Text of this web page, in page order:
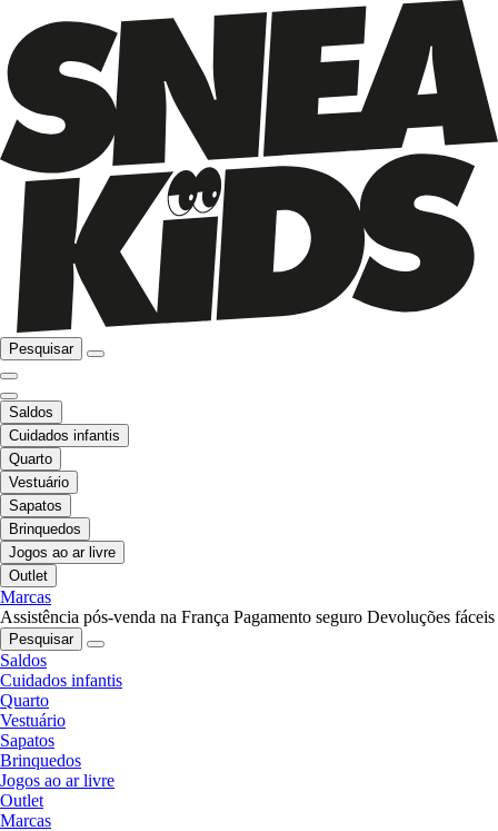
Pesquisar
Saldos
Cuidados infantis
Quarto
Vestuário
Sapatos
Brinquedos
Jogos ao ar livre
Outlet
Marcas
Assistência pós-venda na França Pagamento seguro Devoluções fáceis
Pesquisar
Saldos
Cuidados infantis
Quarto
Vestuário
Sapatos
Brinquedos
Jogos ao ar livre
Outlet
Marcas